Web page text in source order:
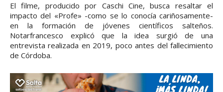
El filme, producido por Caschi Cine, busca resaltar el
impacto del «Profe» -como se lo conocía cariñosamente-
en la formación de jóvenes científicos salteños.
Notarfrancesco explicó que la idea surgió de una
entrevista realizada en 2019, poco antes del fallecimiento
de Córdoba.